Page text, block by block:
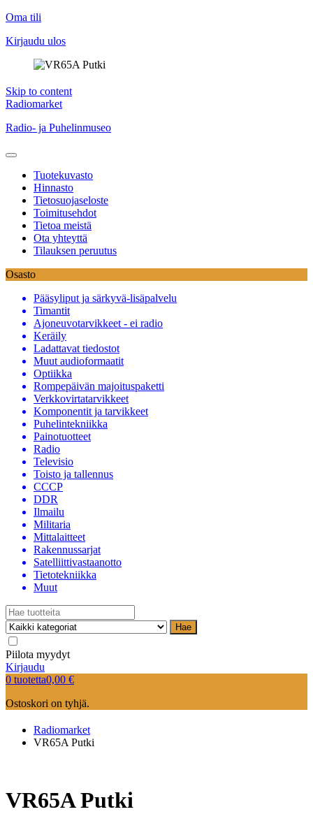
Oma tili
Kirjaudu ulos
Skip to content
Radiomarket
Radio- ja Puhelinmuseo
Tuotekuvasto
Hinnasto
Tietosuojaseloste
Toimitusehdot
Tietoa meistä
Ota yhteyttä
Tilauksen peruutus
Osasto
Pääsyliput ja särkyvä-lisäpalvelu
Timantit
Ajoneuvotarvikkeet - ei radio
Keräily
Ladattavat tiedostot
Muut audioformaatit
Optiikka
Rompepäivän majoituspaketti
Verkkovirtatarvikkeet
Komponentit ja tarvikkeet
Puhelintekniikka
Painotuotteet
Radio
Televisio
Toisto ja tallennus
CCCP
DDR
Ilmailu
Militaria
Mittalaitteet
Rakennussarjat
Satelliittivastaanotto
Tietotekniikka
Muut
Hae
Piilota myydyt
Kirjaudu
0 tuotetta0,00 €
Ostoskori on tyhjä.
Radiomarket
VR65A Putki
VR65A Putki